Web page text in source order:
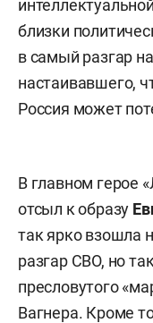
близки
в самый разгар
настаивавшего,
Россия может
В главном герое
отсыл к образу
так ярко взошла
разгар СВО, но
пресловутого
Вагнера. Кроме